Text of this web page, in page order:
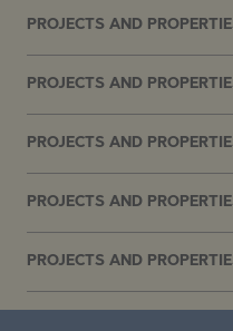
PROJECTS AND
PROJECTS AND
PROJECTS AND
PROJECTS AND
PROJECTS AND